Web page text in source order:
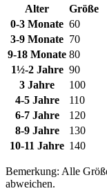
Alter
Größe
0-3 Monate 60
3-9 Monate 70
9-18 Monate 80
1½-2 Jahre 90
3 Jahre
100
4-5 Jahre
110
6-7 Jahre
120
8-9 Jahre
130
10-11 Jahre 140
Bemerkung: Alle
abweichen.